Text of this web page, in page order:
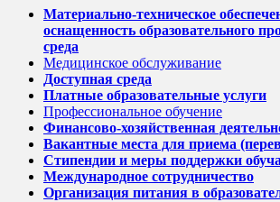
Материально-техническое
оснащенность образовательного
среда
Медицинское обслуживание
Доступная среда
Платные образовательные услуги
Профессиональное обучение
Финансово-хозяйственная
Вакантные места для приема
Стипендии и меры поддержки
Международное сотрудничество
Организация питания в